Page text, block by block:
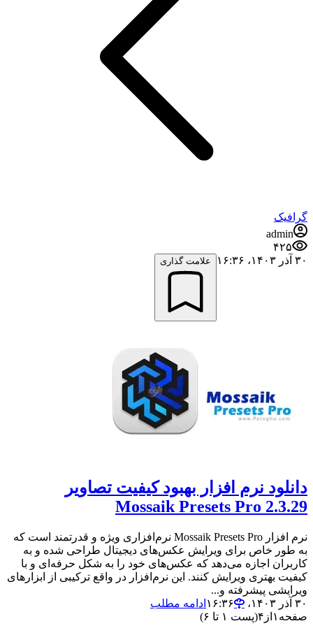
گرافیک
admin
۴۲۵
۳۰ آذر ۱۴۰۳،‏ ۱۶:۳۶
علامت گذاری
دانلود نرم افزار بهبود کیفیت تصاویر
Mossaik Presets Pro 2.3.29
نرم افزار Mossaik Presets Pro نرم‌افزاری ویژه و قدرتمند است که
به طور خاص برای ویرایش عکس‌های دیجیتال طراحی شده و به
کاربران اجازه می‌دهد که عکس‌های خود را به شکل حرفه‌ای و با
کیفیت بهتری ویرایش کنند. این نرم‌افزار در واقع ترکیبی از ابزارهای
ویرایشی پیشرفته و...
۳۰ آذر ۱۴۰۳،‏ ۱۶:۳۶
ادامه مطلب
صفحه ۱ از ۴(پست ۱ تا ۶)